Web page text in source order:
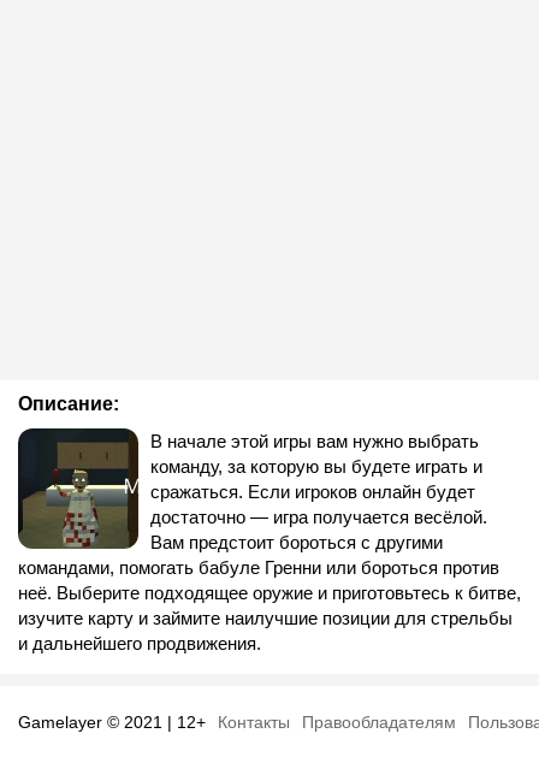
Описание:
В начале этой игры вам нужно выбрать
команду, за которую вы будете играть и
сражаться. Если игроков онлайн будет
достаточно — игра получается весёлой.
Вам предстоит бороться с другими
командами, помогать бабуле Гренни или бороться против
неё. Выберите подходящее оружие и приготовьтесь к битве,
изучите карту и займите наилучшие позиции для стрельбы
и дальнейшего продвижения.
Gamelayer © 2021 | 12+ Контакты Правообладателям